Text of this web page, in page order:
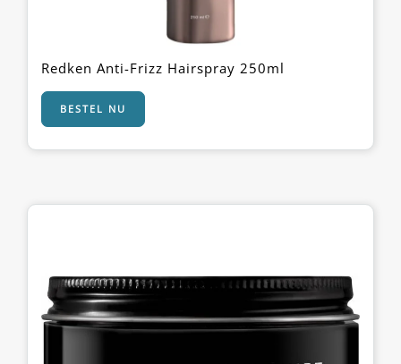
Redken Anti-Frizz Hairspray 250ml
BESTEL NU